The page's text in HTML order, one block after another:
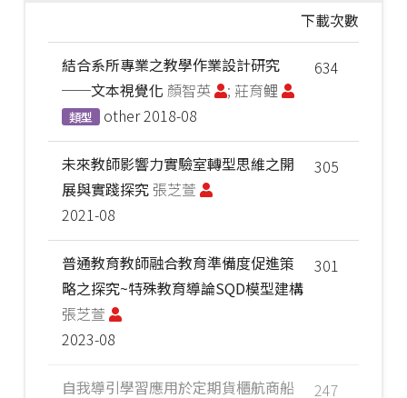
下載次數
634
結合系所專業之教學作業設計研究
──文本視覺化 顏智英 ; 莊育鲤
類型 other2018-08
305
未來教師影響力實驗室轉型思維之開
展與實踐探究 張芝萱
2021-08
301
普通教育教師融合教育準備度促進策
略之探究~特殊教育導論SQD模型建構
張芝萱
2023-08
247
自我導引學習應用於定期貨櫃航商船